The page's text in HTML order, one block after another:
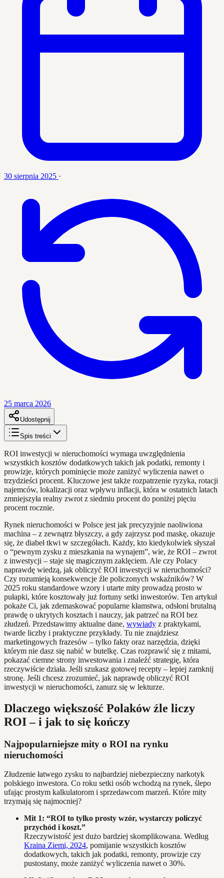
30 sierpnia 2025 ·
25 marca 2026
Udostępnij
Spis treści
ROI inwestycji w nieruchomości wymaga uwzględnienia
wszystkich kosztów dodatkowych takich jak podatki, remonty i
prowizje, których pominięcie może zaniżyć wyliczenia nawet o
trzydzieści procent. Kluczowe jest także rozpatrzenie ryzyka, rotacji
najemców, lokalizacji oraz wpływu inflacji, która w ostatnich latach
zmniejszyła realny zwrot z siedmiu procent do poniżej pięciu
procent rocznie.
Rynek nieruchomości w Polsce jest jak precyzyjnie naoliwiona
machina – z zewnątrz błyszczy, a gdy zajrzysz pod maskę, okazuje
się, że diabeł tkwi w szczegółach. Każdy, kto kiedykolwiek słyszał
o “pewnym zysku z mieszkania na wynajem”, wie, że ROI – zwrot
z inwestycji – staje się magicznym zaklęciem. Ale czy Polacy
naprawdę wiedzą, jak obliczyć ROI inwestycji w nieruchomości?
Czy rozumieją konsekwencje źle policzonych wskaźników? W
2025 roku standardowe wzory i utarte mity prowadzą prosto w
pułapki, które kosztowały już fortuny setki inwestorów. Ten artykuł
pokaże Ci, jak zdemaskować popularne kłamstwa, odsłoni brutalną
prawdę o ukrytych kosztach i nauczy, jak patrzeć na ROI bez
złudzeń. Przedstawimy aktualne dane, wywiady z praktykami,
twarde liczby i praktyczne przykłady. Tu nie znajdziesz
marketingowych frazesów – tylko fakty oraz narzędzia, dzięki
którym nie dasz się nabić w butelkę. Czas rozprawić się z mitami,
pokazać ciemne strony inwestowania i znaleźć strategię, która
rzeczywiście działa. Jeśli szukasz gotowej recepty – lepiej zamknij
stronę. Jeśli chcesz zrozumieć, jak naprawdę obliczyć ROI
inwestycji w nieruchomości, zanurz się w lekturze.
Dlaczego większość Polaków źle liczy
ROI – i jak to się kończy
Najpopularniejsze mity o ROI na rynku
nieruchomości
Złudzenie łatwego zysku to najbardziej niebezpieczny narkotyk
polskiego inwestora. Co roku setki osób wchodzą na rynek, ślepo
ufając prostym kalkulatorom i sprzedawcom marzeń. Które mity
trzymają się najmocniej?
Mit 1: “ROI to tylko prosty wzór, wystarczy policzyć
przychód i koszt.”
Rzeczywistość jest dużo bardziej skomplikowana. Według
Kraina Ziemi, 2024, pomijanie wszystkich kosztów
dodatkowych, takich jak podatki, remonty, prowizje czy
pustostany, może zaniżyć wyliczenia nawet o 30%.